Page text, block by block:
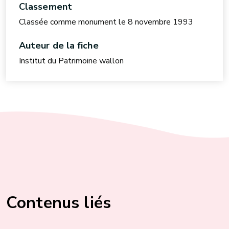
Classement
Classée comme monument le 8 novembre 1993
Auteur de la fiche
Institut du Patrimoine wallon
Contenus liés